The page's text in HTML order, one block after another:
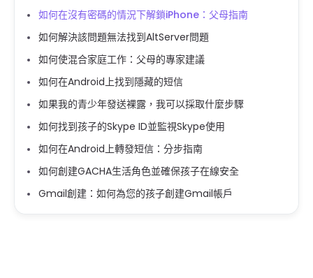
如何在沒有密碼的情況下解鎖iPhone：父母指南
如何解決該問題無法找到AltServer問題
如何使混合家庭工作：父母的專家建議
如何在Android上找到隱藏的短信
如果我的青少年發送裸露，我可以採取什麼步驟
如何找到孩子的Skype ID並監視Skype使用
如何在Android上轉發短信：分步指南
如何創建GACHA生活角色並確保孩子在線安全
Gmail創建：如何為您的孩子創建Gmail帳戶